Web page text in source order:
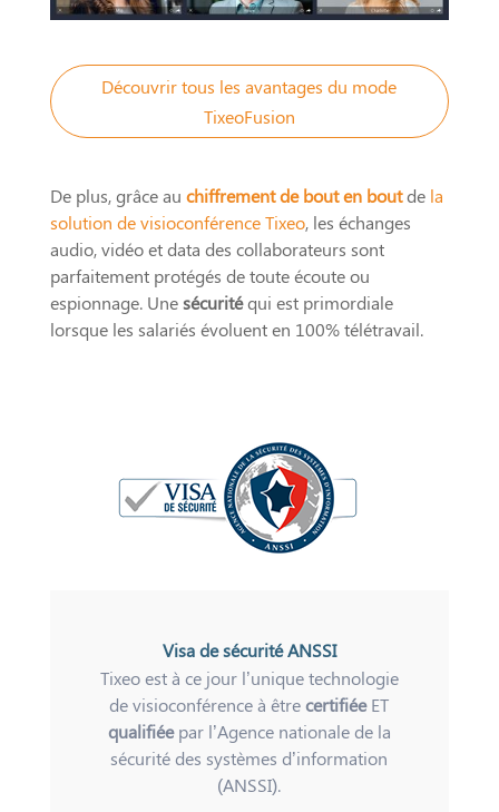
Découvrir tous les avantages du mode
TixeoFusion
De plus, grâce au chiffrement de bout en bout de la
solution de visioconférence Tixeo, les échanges
audio, vidéo et data des collaborateurs sont
parfaitement protégés de toute écoute ou
espionnage. Unesécuritéqui est primordiale
lorsque les salariés évoluent en 100% télétravail.
Visa de sécurité ANSSI
Tixeo est à ce jour l’unique technologie
de visioconférence à êtrecertifiéeET
qualifiéepar l’Agence nationale de la
sécurité des systèmes d’information
(ANSSI).